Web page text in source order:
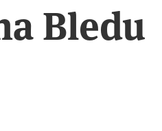
Bledu